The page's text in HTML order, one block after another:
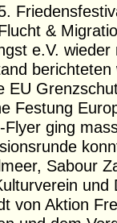
&
e.V. wieder
berichteten
EU
Festung
Flyer ging
Sabour
und
von Aktion